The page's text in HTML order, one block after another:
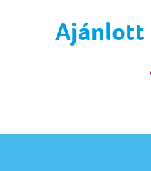
Ajánlott